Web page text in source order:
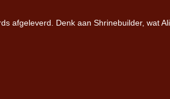
afgeleverd. Denk aan Shrinebuilder, wat